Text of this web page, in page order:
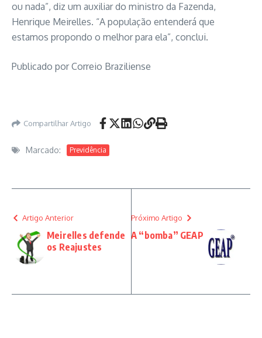
ou nada”, diz um auxiliar do ministro da Fazenda,
Henrique Meirelles. “A população entenderá que
estamos propondo o melhor para ela”, conclui.
Publicado por Correio Braziliense
Compartilhar Artigo
Marcado: Previdência
Artigo Anterior
Meirelles defende
os Reajustes
Próximo Artigo
A “bomba” GEAP